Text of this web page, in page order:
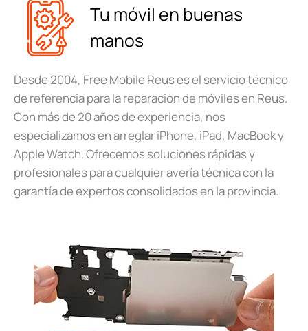
Tu móvil en buenas
manos
Desde 2004, Free Mobile Reus es el servicio técnico
de referencia para la reparación de móviles en Reus.
Con más de 20 años de experiencia, nos
especializamos en arreglar iPhone, iPad, MacBook y
Apple Watch. Ofrecemos soluciones rápidas y
profesionales para cualquier avería técnica con la
garantía de expertos consolidados en la provincia.